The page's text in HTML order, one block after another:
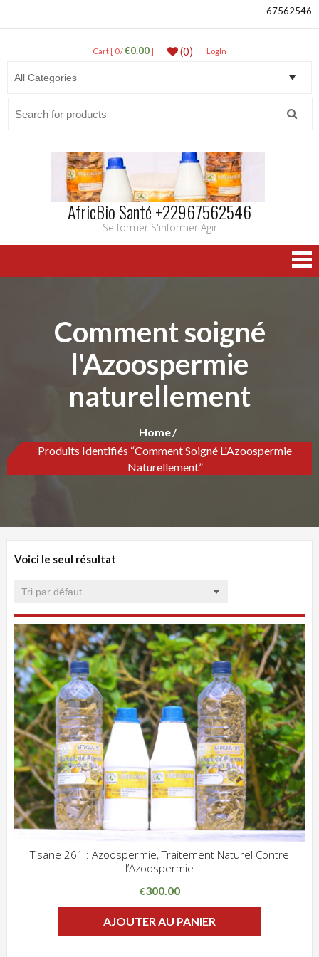
67562546
Cart [ 0 /€0.00] (0) LogIn
AfricBio Santé +22967562546
Se former S'informer Agir
Comment soigné
l'Azoospermie
naturellement
Home
Produits Identifiés “Comment Soigné L'Azoospermie
Naturellement”
Voici le seul résultat
Tisane 261 : Azoospermie, Traitement Naturel Contre
l’Azoospermie
€300.00
AJOUTER AU PANIER